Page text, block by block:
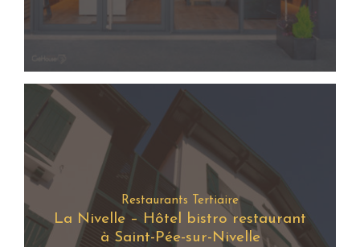
Restaurants Tertiaire
La Nivelle – Hôtel bistro restaurant
à Saint-Pée-sur-Nivelle